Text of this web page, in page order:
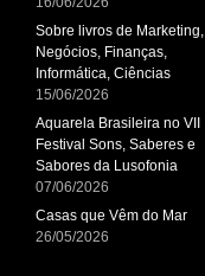
Sobre livros de Marketing,
Negócios, Finanças,
Informática, Ciências
15/06/2026
Aquarela Brasileira no VII
Festival Sons, Saberes e
Sabores da Lusofonia
07/06/2026
Casas que Vêm do Mar
26/05/2026